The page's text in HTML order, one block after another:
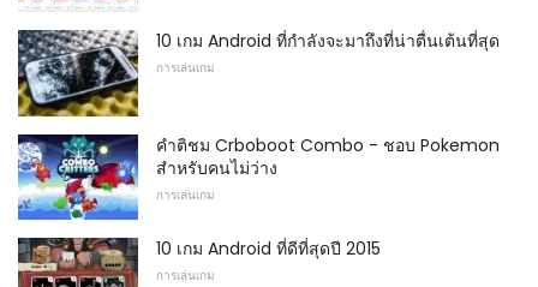
10 เกม Android ที่กำลังจะมาถึงที่น่าตื่นเต้นที่สุด
การเล่นเกม
คำติชม Crboboot Combo - ชอบ Pokemon
สำหรับคนไม่ว่าง
การเล่นเกม
10 เกม Android ที่ดีที่สุดปี 2015
การเล่นเกม